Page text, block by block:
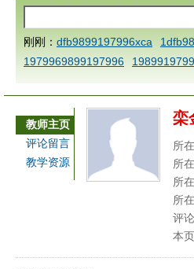
刚刚： dfb9899197996xca
1979969899197996
AAABBBCCCdefine
a
1dfbmath key98991
ca
1dfbsetx9899197996xxca
3
b 9899197996 xca
e dfbxyzendtemplate
dfbmath
教师主页
评论留言
教学资源
栾
所
所
所
所
评
本